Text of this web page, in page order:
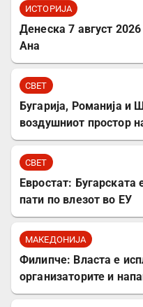
ИСТОРИЈА
Денеска 7 август
Ана
СВЕТ
Бугарија, Романија и
воздушниот простор
СВЕТ
Евростат:
пати по влезот во ЕУ
МАКЕДОНИЈА
Филипче: Власта е
организаторите и